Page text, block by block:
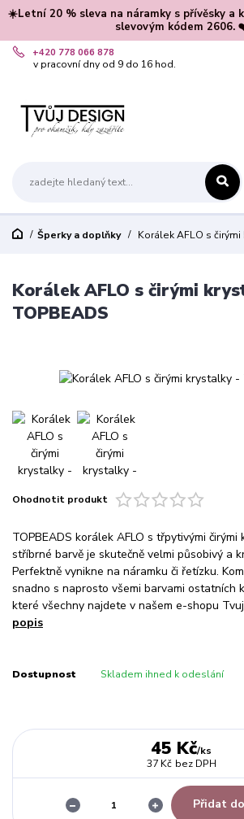
☀️Letní 20 % sleva na náramky s přívěsky a
slevovým kódem 2606.
+420 778 066 878
v pracovní dny od 9 do 16 hod.
Šperky a doplňky Korálek AFLO s čirými
Korálek AFLO s čirými
TOPBEADS
Ohodnotit produkt
TOPBEADS korálek AFLO s třpytivými
stříbrné barvě je skutečně velmi působivý a
Perfektně vynikne na náramku či řetízku.
snadno s naprosto všemi barvami ostatních
které všechny najdete v našem e-shopu
popis
Dostupnost Skladem ihned k odeslání
45 Kč/ks
37 Kč bez DPH
Přidat